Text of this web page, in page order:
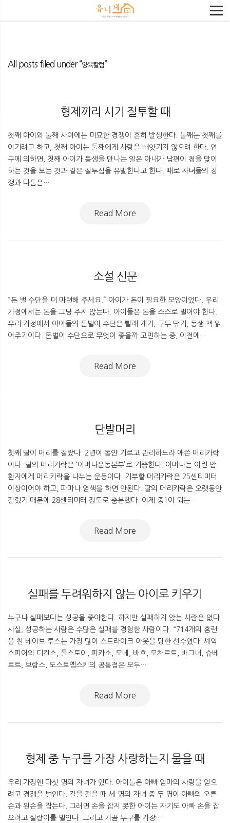
All posts filed under “양육칼럼”
형제끼리 시기 질투할 때
첫째 아이와 둘째 사이에는 미묘한 경쟁이 흔히 발생한다. 둘째는 첫째를
이기려고 하고, 첫째 아이는 둘째에게 사랑을 빼앗기지 않으려 한다. 연
구에 의하면, 첫째 아이가 동생을 만나는 일은 아내가 남편이 첩을 맞이
하는 것을 보는 것과 같은 질투심을 유발한다고 한다. 때로 자녀들의 경
쟁과 다툼은…
Read More
소설 신문
“돈 벌 수단을 더 마련해 주세요.” 아이가 돈이 필요한 모양이었다. 우리
가정에서는 돈을 그냥 주지 않는다. 아이들은 돈을 스스로 벌어야 한다.
우리 가정에서 아이들의 돈벌이 수단은 빨래 개기, 구두 닦기, 동생 책 읽
어주기이다. 돈벌이 수단으로 무엇이 좋을까 고민하는 중, 이전에…
Read More
단발머리
첫째 딸이 머리를 잘랐다. 2년여 동안 기르고 관리하느라 애쓴 머리카락
이다. 딸의 머리카락은 ‘어머나운동본부’로 기증한다. 어머나는 어린 암
환자에게 머리카락을 나누는 운동이다. 기부할 머리카락은 25센티미터
이상이어야 하고, 파마나 염색을 하면 안된다. 딸의 머리카락은 오랫동안
길렀기 때문에 28센티미터 정도로 충분했다. 이제 중1이 되는…
Read More
실패를 두려워하지 않는 아이로 키우기
누구나 실패보다는 성공을 좋아한다. 하지만 실패하지 않는 사람은 없다.
사실, 성공하는 사람은 수많은 실패를 경험한 사람이다. “714개의 홈런
을 친 베이브 루스는 가장 많이 스트라이크 아웃을 당한 선수였다. 셰익
스피어와 디킨스, 톨스토이, 피카소, 모네, 바흐, 모차르트, 바그너, 슈베
르트, 브람스, 도스토옙스키의 공통점은 모두…
Read More
형제 중 누구를 가장 사랑하는지 물을 때
우리 가정엔 다섯 명의 자녀가 있다. 아이들은 아빠 엄마의 사랑을 얻으
려고 경쟁을 벌인다. 길을 걸을 때 세 명의 자녀 중 두 명이 아빠의 오른
손과 왼손을 잡는다. 그러면 손을 잡지 못한 아이는 자기도 아빠 손을 잡
으려고 실랑이를 벌인다. 그리고 가끔 누구를 가장…